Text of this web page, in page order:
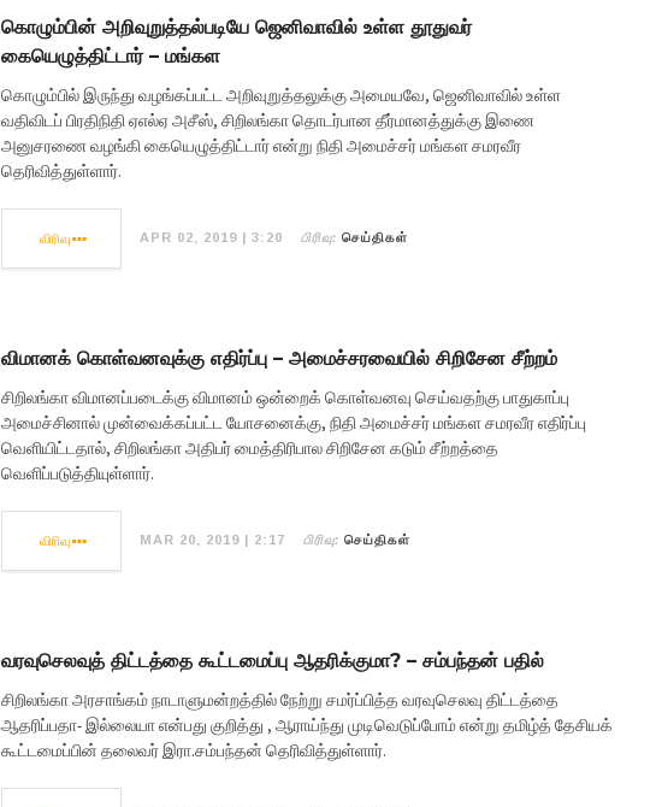
கொழும்பின் அறிவுறுத்தல்படியே ஜெனிவாவில் உள்ள தூதுவர்
கையெழுத்திட்டார் – மங்கள
கொழும்பில் இருந்து வழங்கப்பட்ட அறிவுறுத்தலுக்கு அமையவே, ஜெனிவாவில் உள்ள
வதிவிடப் பிரதிநிதி ஏஎல்ஏ அசீஸ், சிறிலங்கா தொடர்பான தீர்மானத்துக்கு இணை
அனுசரணை வழங்கி கையெழுத்திட்டார் என்று நிதி அமைச்சர் மங்கள சமரவீர
தெரிவித்துள்ளார்.
விரிவு APR 02, 2019 | 3:20 பிரிவு: செய்திகள்
விமானக் கொள்வனவுக்கு எதிர்ப்பு – அமைச்சரவையில் சிறிசேன சீற்றம்
சிறிலங்கா விமானப்படைக்கு விமானம் ஒன்றைக் கொள்வனவு செய்வதற்கு பாதுகாப்பு
அமைச்சினால் முன்வைக்கப்பட்ட யோசனைக்கு, நிதி அமைச்சர் மங்கள சமரவீர எதிர்ப்பு
வெளியிட்டதால், சிறிலங்கா அதிபர் மைத்திரிபால சிறிசேன கடும் சீற்றத்தை
வெளிப்படுத்தியுள்ளார்.
விரிவு MAR 20, 2019 | 2:17 பிரிவு: செய்திகள்
வரவுசெலவுத் திட்டத்தை கூட்டமைப்பு ஆதரிக்குமா? – சம்பந்தன் பதில்
சிறிலங்கா அரசாங்கம் நாடாளுமன்றத்தில் நேற்று சமர்ப்பித்த வரவுசெலவு திட்டத்தை
ஆதரிப்பதா- இல்லையா என்பது குறித்து , ஆராய்ந்து முடிவெடுப்போம் என்று தமிழ்த் தேசியக்
கூட்டமைப்பின் தலைவர் இரா.சம்பந்தன் தெரிவித்துள்ளார்.